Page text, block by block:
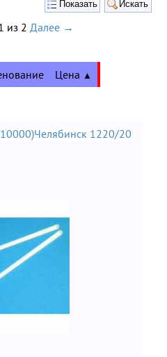
из 2 Далее →
Цена ▲
1220/20